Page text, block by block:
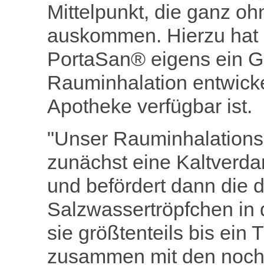
Mittelpunkt, die ganz
auskommen. Hierzu
PortaSan® eigens ein
Rauminhalation
Apotheke verfügbar ist.
"Unser
zunächst eine
und befördert dann die
Salzwassertröpfchen in
sie größtenteils bis ein
zusammen mit den